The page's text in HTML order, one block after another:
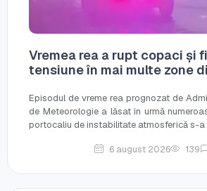
Vremea rea a rupt copaci și
tensiune în mai multe zone
Episodul de vreme rea prognozat de
de Meteorologie a lăsat în urmă
portocaliu de instabilitate atmosferică s-a
6 august 2026 139